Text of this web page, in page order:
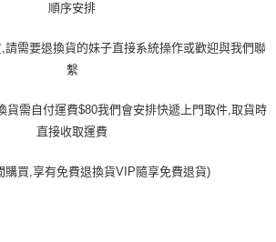
順序安排
請需要退換貨的妹子直接系統操作或歡迎與我們聯
繫
貨需自付運費$80我們會安排快遞上門取件,取貨時
直接收取運費
購買,享有免費退換貨VIP隨享免費退貨)